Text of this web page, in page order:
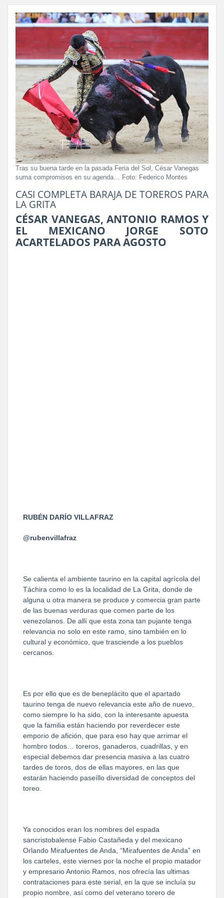
Tras su buena tarde en la pasada Feria del Sol, César Vanegas
suma compromisos en su agenda… Foto: Federico Montes
CASI COMPLETA BARAJA DE TOREROS PARA
LA GRITA
CÉSAR VANEGAS, ANTONIO RAMOS Y
EL MEXICANO JORGE SOTO
ACARTELADOS PARA AGOSTO
RUBÉN DARÍO VILLAFRAZ
@rubenvillafraz
Se calienta el ambiente taurino en la capital agrícola del
Táchira como lo es la localidad de La Grita, donde de
alguna u otra manera se produce y comercia gran parte
de las buenas verduras que comen parte de los
venezolanos. De allí que esta zona tan pujante tenga
relevancia no solo en este ramo, sino también en lo
cultural y económico, que trasciende a los pueblos
cercanos.
Es por ello que es de beneplácito que el apartado
taurino tenga de nuevo relevancia este año de nuevo,
como siempre lo ha sido, con la interesante apuesta
que la familia están haciendo por reverdecer este
emporio de afición, que para eso hay que arrimar el
hombro todos… toreros, ganaderos, cuadrillas, y en
especial debemos dar presencia masiva a las cuatro
tardes de toros, dos de ellas mayores, en las que
estarán haciendo paseíllo diversidad de conceptos del
toreo.
Ya conocidos eran los nombres del espada
sancristobalense Fabio Castañeda y del mexicano
Orlando Mirafuentes de Anda, “Mirafuentes de Anda” en
los carteles, este viernes por la noche el propio matador
y empresario Antonio Ramos, nos ofrecía las ultimas
contrataciones para este serial, en la que se incluía su
propio nombre, así como del veterano torero de